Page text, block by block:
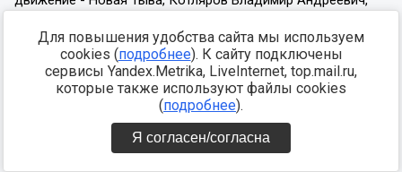
Для повышения удобства сайта мы используем
cookies (подробнее). К сайту подключены
сервисы Yandex.Metrika, LiveInternet, top.mail.ru,
которые также используют файлы cookies
(подробнее).
Я согласен/согласна